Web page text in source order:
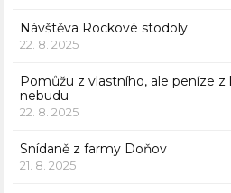
Návštěva Rockové stodoly
22. 8. 2025
Pomůžu z vlastního, ale peníze
nebudu
22. 8. 2025
Snídaně z farmy Doňov
21. 8. 2025